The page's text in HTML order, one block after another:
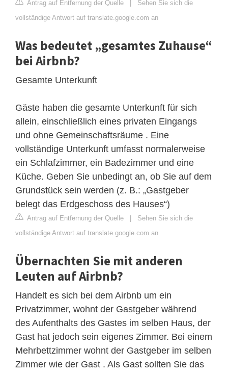
Antrag auf Entfernung der Quelle | Sehen Sie sich die
vollständige Antwort auf translate.google.com an
Was bedeutet „gesamtes Zuhause“
bei Airbnb?
Gesamte Unterkunft
Gäste haben die gesamte Unterkunft für sich
allein, einschließlich eines privaten Eingangs
und ohne Gemeinschaftsräume . Eine
vollständige Unterkunft umfasst normalerweise
ein Schlafzimmer, ein Badezimmer und eine
Küche. Geben Sie unbedingt an, ob Sie auf dem
Grundstück sein werden (z. B.: „Gastgeber
belegt das Erdgeschoss des Hauses“)
Antrag auf Entfernung der Quelle | Sehen Sie sich die
vollständige Antwort auf translate.google.com an
Übernachten Sie mit anderen
Leuten auf Airbnb?
Handelt es sich bei dem Airbnb um ein
Privatzimmer, wohnt der Gastgeber während
des Aufenthalts des Gastes im selben Haus, der
Gast hat jedoch sein eigenes Zimmer. Bei einem
Mehrbettzimmer wohnt der Gastgeber im selben
Zimmer wie der Gast . Als Gast sollten Sie das